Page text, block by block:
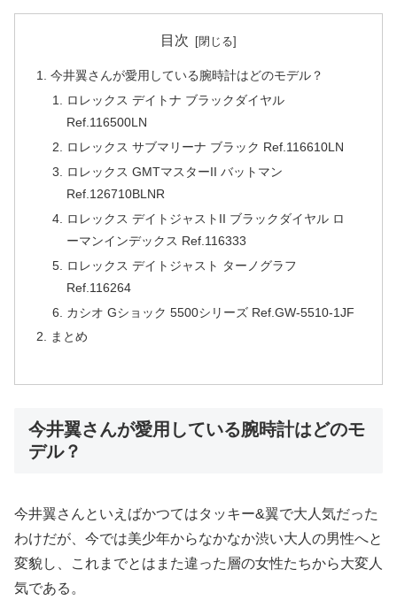
目次
今井翼さんが愛用している腕時計はどのモデル？
ロレックス デイトナ ブラックダイヤル
Ref.116500LN
ロレックス サブマリーナ ブラック Ref.116610LN
ロレックス GMTマスターII バットマン
Ref.126710BLNR
ロレックス デイトジャストII ブラックダイヤル ロ
ーマンインデックス Ref.116333
ロレックス デイトジャスト ターノグラフ
Ref.116264
カシオ Gショック 5500シリーズ Ref.GW-5510-1JF
まとめ
今井翼さんが愛用している腕時計はどのモ
デル？
今井翼さんといえばかつてはタッキー&翼で大人気だった
わけだが、今では美少年からなかなか渋い大人の男性へと
変貌し、これまでとはまた違った層の女性たちから大変人
気である。